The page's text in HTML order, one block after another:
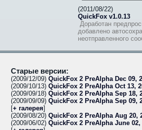
(2011/08/22)
QuickFox v1.0.13
Доработан
добавлено
неотправленного
Старые версии:
(2009/12/09) QuickFox 2 PreAlpha Dec 09,
(2009/10/13) QuickFox 2 PreAlpha Oct 13,
(2009/09/18) QuickFox 2 PreAlpha Sep 18,
(2009/09/09) QuickFox 2 PreAlpha Sep 09,
[+ галерея]
(2009/08/20) QuickFox 2 PreAlpha Aug 20,
(2009/06/02) QuickFox 2 PreAlpha June 02,